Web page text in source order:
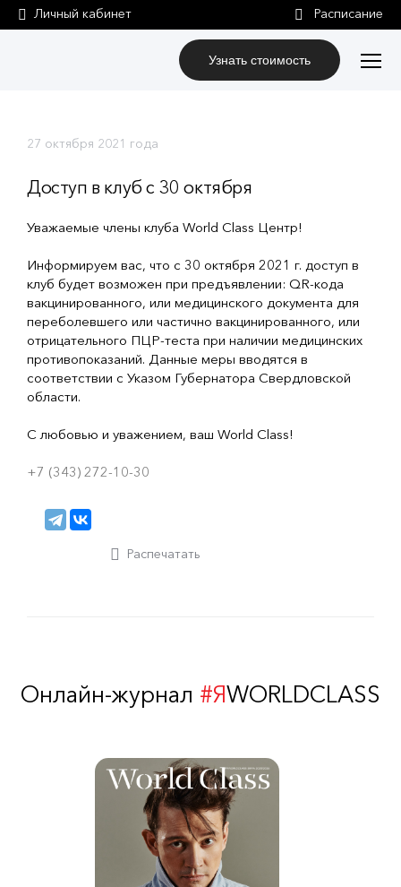
Личный кабинет
Узнать стоимость
27 октября 2021 года
Доступ в клуб с 30 октября
Уважаемые члены клуба World Class Центр!
Информируем вас, что с 30 октября 2021 г. доступ в
клуб будет возможен при предъявлении: QR-кода
вакцинированного, или медицинского документа для
переболевшего или частично вакцинированного, или
отрицательного ПЦР-теста при наличии медицинских
противопоказаний. Данные меры вводятся в
соответствии с Указом Губернатора Свердловской
области.
С любовью и уважением, ваш World Class!
+7 (343) 272-10-30
Распечатать
Онлайн-журнал #ЯWORLDCLASS